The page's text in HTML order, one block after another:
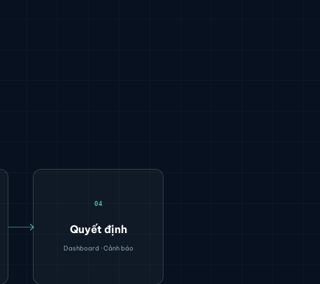
04
Quyết định
Dashboard · Cảnh báo